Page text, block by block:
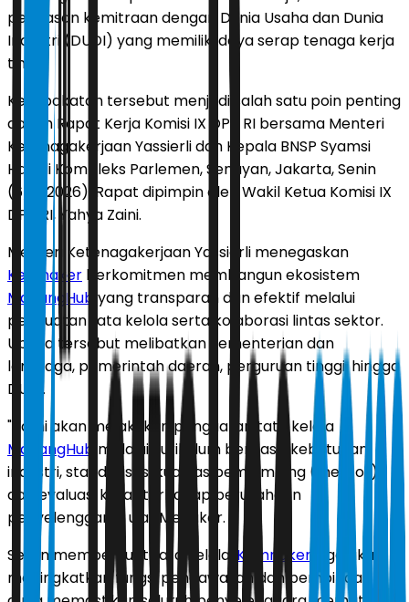
perluasan kemitraan dengan Dunia Usaha dan Dunia
Industri (DUDI) yang memiliki daya serap tenaga kerja
tinggi.
Kesepakatan tersebut menjadi salah satu poin penting
dalam Rapat Kerja Komisi IX DPR RI bersama Menteri
Ketenagakerjaan Yassierli dan Kepala BNSP Syamsi
Hari di Kompleks Parlemen, Senayan, Jakarta, Senin
(6/7/2026). Rapat dipimpin oleh Wakil Ketua Komisi IX
DPR RI, Yahya Zaini.
Menteri Ketenagakerjaan Yassierli menegaskan
Kemnaker berkomitmen membangun ekosistem
MagangHub yang transparan dan efektif melalui
penguatan tata kelola serta kolaborasi lintas sektor.
Upaya tersebut melibatkan kementerian dan
lembaga, pemerintah daerah, perguruan tinggi, hingga
DUDI.
"Kami akan melakukan penguatan tata kelola
MagangHub melalui kurikulum berbasis kebutuhan
industri, standarisasi kualitas pembimbing (mentor),
dan evaluasi ketat terhadap perusahaan
penyelenggara," ujar Menaker.
Selain memperkuat tata kelola, Kemnaker juga akan
meningkatkan fungsi pengawasan dan pembinaan